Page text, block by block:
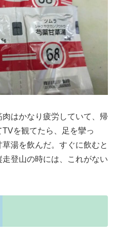
はかなり疲労していて、帰
を観てたら、足を攣っ
湯を飲んだ。すぐに飲むと
登山の時には、これがない